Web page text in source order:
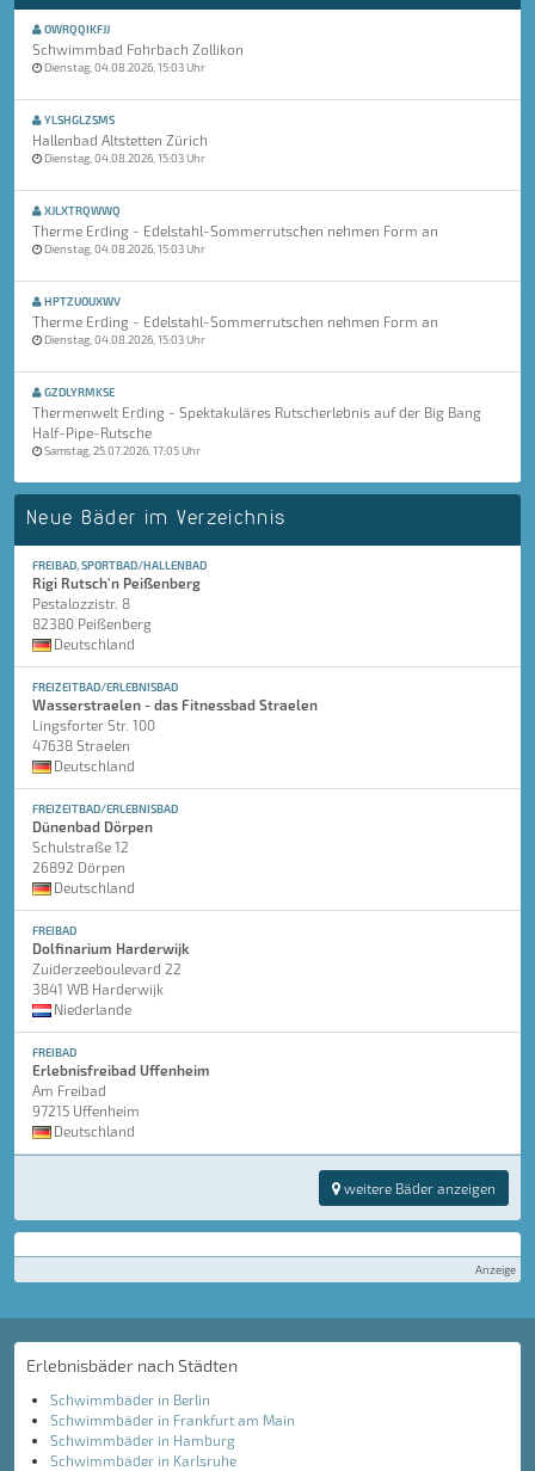
OWRQQIKFJJ
Schwimmbad Fohrbach Zollikon
Dienstag, 04.08.2026, 15:03 Uhr
YLSHGLZSMS
Hallenbad Altstetten Zürich
Dienstag, 04.08.2026, 15:03 Uhr
XJLXTRQWWQ
Therme Erding - Edelstahl-Sommerrutschen nehmen Form an
Dienstag, 04.08.2026, 15:03 Uhr
HPTZUOUXWV
Therme Erding - Edelstahl-Sommerrutschen nehmen Form an
Dienstag, 04.08.2026, 15:03 Uhr
GZDLYRMKSE
Thermenwelt Erding - Spektakuläres Rutscherlebnis auf der Big Bang
Half-Pipe-Rutsche
Samstag, 25.07.2026, 17:05 Uhr
Neue Bäder im Verzeichnis
FREIBAD, SPORTBAD/HALLENBAD
Rigi Rutsch'n Peißenberg
Pestalozzistr. 8
82380 Peißenberg
Deutschland
FREIZEITBAD/ERLEBNISBAD
Wasserstraelen - das Fitnessbad Straelen
Lingsforter Str. 100
47638 Straelen
Deutschland
FREIZEITBAD/ERLEBNISBAD
Dünenbad Dörpen
Schulstraße 12
26892 Dörpen
Deutschland
FREIBAD
Dolfinarium Harderwijk
Zuiderzeeboulevard 22
3841 WB Harderwijk
Niederlande
FREIBAD
Erlebnisfreibad Uffenheim
Am Freibad
97215 Uffenheim
Deutschland
weitere Bäder anzeigen
Anzeige
Erlebnisbäder nach Städten
Schwimmbäder in Berlin
Schwimmbäder in Frankfurt am Main
Schwimmbäder in Hamburg
Schwimmbäder in Karlsruhe